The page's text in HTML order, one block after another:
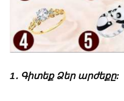
1․ Գիտեք Ձեր արժեքը: